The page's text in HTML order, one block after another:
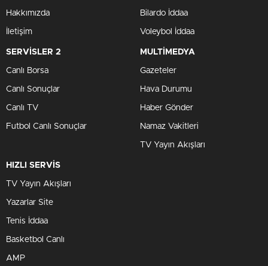
Hakkımızda
İletişim
Bilardo İddaa
Voleybol İddaa
SERVİSLER 2
Canlı Borsa
Canlı Sonuçlar
Canlı TV
Futbol Canlı Sonuçlar
MULTİMEDYA
Gazeteler
Hava Durumu
Haber Gönder
Namaz Vakitleri
TV Yayın Akışları
HIZLI SERVİS
TV Yayın Akışları
Yazarlar Site
Tenis İddaa
Basketbol Canlı
AMP